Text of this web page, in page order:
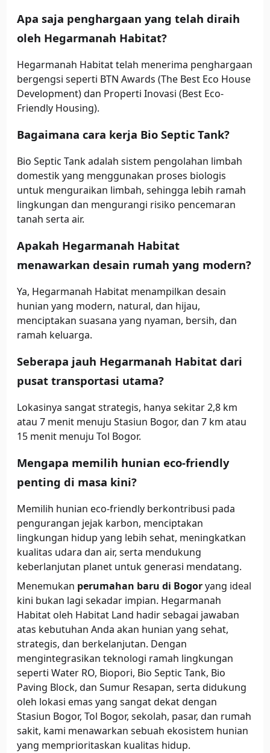
Apa saja penghargaan yang telah diraih
oleh Hegarmanah Habitat?
Hegarmanah Habitat telah menerima penghargaan
bergengsi seperti BTN Awards (The Best Eco House
Development) dan Properti Inovasi (Best Eco-
Friendly Housing).
Bagaimana cara kerja Bio Septic Tank?
Bio Septic Tank adalah sistem pengolahan limbah
domestik yang menggunakan proses biologis
untuk menguraikan limbah, sehingga lebih ramah
lingkungan dan mengurangi risiko pencemaran
tanah serta air.
Apakah Hegarmanah Habitat
menawarkan desain rumah yang modern?
Ya, Hegarmanah Habitat menampilkan desain
hunian yang modern, natural, dan hijau,
menciptakan suasana yang nyaman, bersih, dan
ramah keluarga.
Seberapa jauh Hegarmanah Habitat dari
pusat transportasi utama?
Lokasinya sangat strategis, hanya sekitar 2,8 km
atau 7 menit menuju Stasiun Bogor, dan 7 km atau
15 menit menuju Tol Bogor.
Mengapa memilih hunian eco-friendly
penting di masa kini?
Memilih hunian eco-friendly berkontribusi pada
pengurangan jejak karbon, menciptakan
lingkungan hidup yang lebih sehat, meningkatkan
kualitas udara dan air, serta mendukung
keberlanjutan planet untuk generasi mendatang.
Menemukan perumahan baru di Bogoryang ideal
kini bukan lagi sekadar impian. Hegarmanah
Habitat oleh Habitat Land hadir sebagai jawaban
atas kebutuhan Anda akan hunian yang sehat,
strategis, dan berkelanjutan. Dengan
mengintegrasikan teknologi ramah lingkungan
seperti Water RO, Biopori, Bio Septic Tank, Bio
Paving Block, dan Sumur Resapan, serta didukung
oleh lokasi emas yang sangat dekat dengan
Stasiun Bogor, Tol Bogor, sekolah, pasar, dan rumah
sakit, kami menawarkan sebuah ekosistem hunian
yang memprioritaskan kualitas hidup.